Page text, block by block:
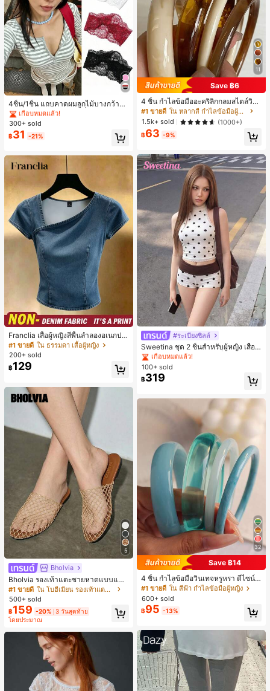
4ชิ้น/1ชิ้น แถบคาดผมลูกไม้บางกว้างยื
ดหยุ่นสำหรับผู้หญิง, แฟชั่นอเนกประสง
ค์พรีเมียมหรูหราสไตล์มินิมอล ผ้าพันคอ
เล็กๆ ห่วงผม อุปกรณ์เสริมผม, เหมาะสำ
หรับการออกไปข้างนอกประจำวัน, ลำล
อง, งานปาร์ตี้, การเดินทาง, การพักผ่อ
น, การมัดผม, การจัดทรงผม, การแต่งห
น้า, การจับคู่ชุด, อุปกรณ์เสริมประดับผ
ม
#1 ขายดี
เกือบหมดแล้ว!
#1 ขายดี
เกือบหมดแล้ว!
#1 ขายดี
เกือบหมดแล้ว!
#1 ขายดี
ใน ไม่เป็นทางการ เครื่องประดับผมผู้หญิง
300+ sold
฿31 -21%
Franclia เสื้อผู้หญิงสีพื้นลำลองอเนกปร
ะสงค์สำหรับใส่ประจำวัน
#1 ขายดี ใน ธรรมดา เสื้อผู้หญิง
200+ sold
฿129
5
Bholvia
Bholvia รองเท้าแตะชายหาดแบบแบน
สบาย ๆ ลายฉลุมาใหม่สำหรับผู้หญิง
#1 ขายดี
ใน โบฮีเมียน รองเท้าแตะผู้หญิง
500+ sold
฿159 -20% 3 วันสุดท้าย
โดยประมาณ
11
Save ฿6
4 ชิ้น กำไลข้อมืออะคริลิกกลมสไตล์วินเ
ทจหรูหราสำหรับผู้หญิง, ดีไซน์เรียบง่าย
ทันสมัย, เหมาะสำหรับสวมใส่ในชีวิตปร
ะจำวันและโอกาสต่างๆ, ของขวัญสำหรั
บเธอ
#1 ขายดี
ใน หลากสี กำไลข้อมือผู้หญิง
1.5k+ sold
(1000+)
฿63 -9%
#ระเบียงชิลล์
Sweetina ชุด 2 ชิ้นสำหรับผู้หญิง เสื้อก
ล้ามเข้ารูปพิมพ์ลายจุดสีบล็อกหลังเปิด
และกางเกงขาสั้นเอวพับ
#1 ขายดี
เกือบหมดแล้ว!
#1 ขายดี
เกือบหมดแล้ว!
#1 ขายดี
เกือบหมดแล้ว!
#1 ขายดี
100+ sold
฿319
32
Save ฿14
4 ชิ้น กำไลข้อมือวินเทจหรูหรา ดีไซน์มิ
นิมอลแฟชั่น เหมาะสำหรับใส่ในชีวิตปร
ะจำวัน อะคริลิก เหมาะสำหรับใส่ในชีวิ
ตประจำวันและงานปาร์ตี้ ของขวัญสำห
รับผู้หญิง
#1 ขายดี ใน สีฟ้า กำไลข้อมือผู้หญิง
600+ sold
฿95 -13%